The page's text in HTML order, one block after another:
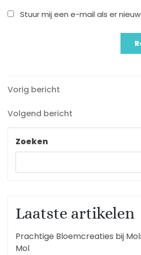
Stuur mij een e-mail als er
Berichtnavigatie
Vorig
Vorig bericht
Volgend
Volgend bericht
Zoeken
Laatste artikelen
Prachtige Bloemcreaties bij
Mol